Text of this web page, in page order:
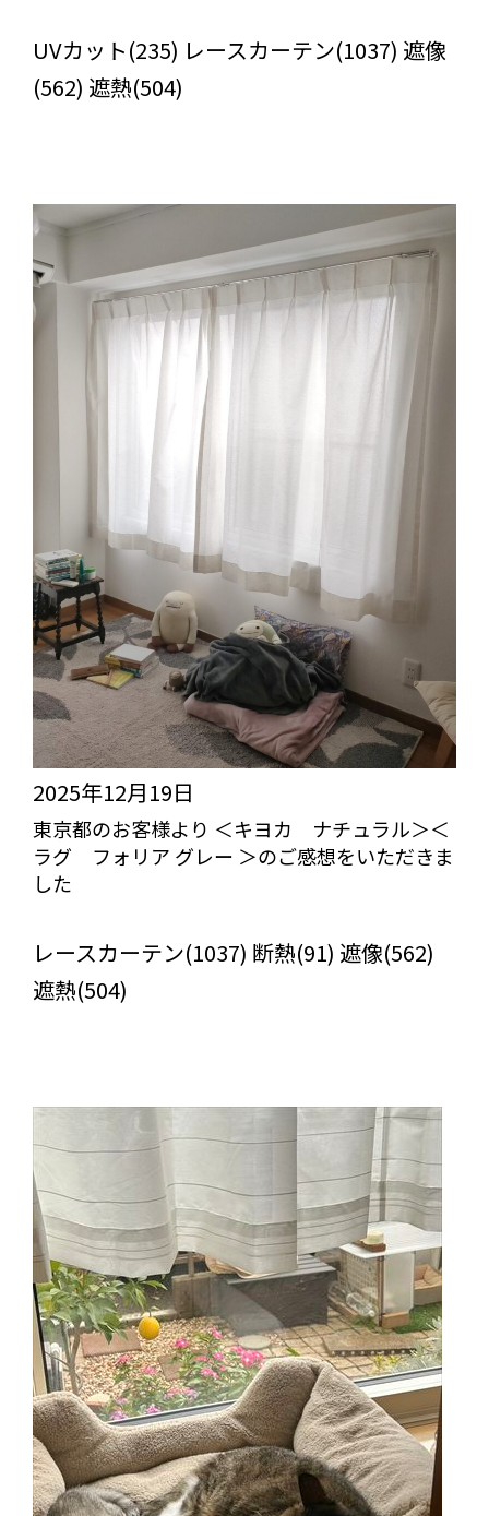
UVカット(235) レースカーテン(1037) 遮像
(562) 遮熱(504)
2025年12月19日
東京都のお客様より ＜キヨカ ナチュラル＞＜
ラグ フォリア グレー ＞のご感想をいただきま
した
レースカーテン(1037) 断熱(91) 遮像(562)
遮熱(504)